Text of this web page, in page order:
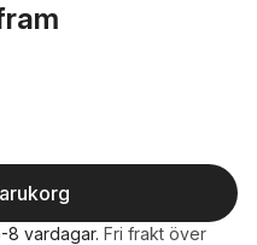
8 vardagar. Fri frakt över